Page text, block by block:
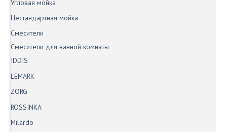
Угловая мойка
Нестандартная мойка
Смесители
Смесители для ванной комнаты
IDDIS
LEMARK
ZORG
ROSSINKA
Milardo